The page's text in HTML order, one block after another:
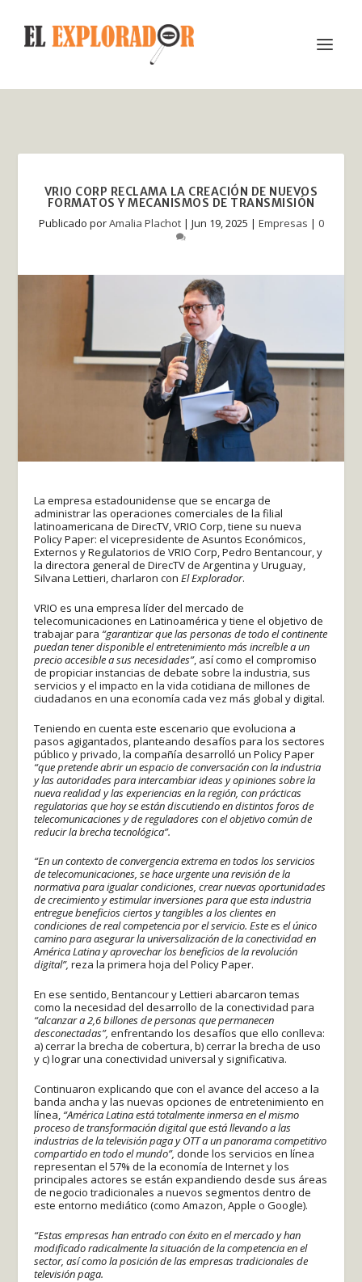
VRIO CORP RECLAMA LA CREACIÓN DE NUEVOS
FORMATOS Y MECANISMOS DE TRANSMISIÓN
Publicado porAmalia Plachot| Jun 19, 2025 | Empresas | 0
La empresa estadounidense que se encarga de
administrar las operaciones comerciales de la filial
latinoamericana de DirecTV, VRIO Corp, tiene su nueva
Policy Paper: el vicepresidente de Asuntos Económicos,
Externos y Regulatorios de VRIO Corp, Pedro Bentancour, y
la directora general de DirecTV de Argentina y Uruguay,
Silvana Lettieri, charlaron conEl Explorador.
VRIO es una empresa líder del mercado de
telecomunicaciones en Latinoamérica y tiene el objetivo de
trabajar para “garantizar que las personas de todo el continente
puedan tener disponible el entretenimiento más increíble a un
precio accesible a sus necesidades”, así como el compromiso
de propiciar instancias de debate sobre la industria, sus
servicios y el impacto en la vida cotidiana de millones de
ciudadanos en una economía cada vez más global y digital.
Teniendo en cuenta este escenario que evoluciona a
pasos agigantados, planteando desafíos para los sectores
público y privado, la compañía desarrolló un Policy Paper
“que pretende abrir un espacio de conversación con la industria
y las autoridades para intercambiar ideas y opiniones sobre la
nueva realidad y las experiencias en la región, con prácticas
regulatorias que hoy se están discutiendo en distintos foros de
telecomunicaciones y de reguladores con el objetivo común de
reducir la brecha tecnológica”.
“En un contexto de convergencia extrema en todos los servicios
de telecomunicaciones, se hace urgente una revisión de la
normativa para igualar condiciones, crear nuevas oportunidades
de crecimiento y estimular inversiones para que esta industria
entregue beneficios ciertos y tangibles a los clientes en
condiciones de real competencia por el servicio. Este es el único
camino para asegurar la universalización de la conectividad en
América Latina y aprovechar los beneficios de la revolución
digital”, reza la primera hoja del Policy Paper.
En ese sentido, Bentancour y Lettieri abarcaron temas
como la necesidad del desarrollo de la conectividad para
“alcanzar a 2,6 billones de personas que permanecen
desconectadas”, enfrentando los desafíos que ello conlleva:
a) cerrar la brecha de cobertura, b) cerrar la brecha de uso
y c) lograr una conectividad universal y significativa.
Continuaron explicando que con el avance del acceso a la
banda ancha y las nuevas opciones de entretenimiento en
línea, “América Latina está totalmente inmersa en el mismo
proceso de transformación digital que está llevando a las
industrias de la televisión paga y OTT a un panorama competitivo
compartido en todo el mundo”, donde los servicios en línea
representan el 57% de la economía de Internet y los
principales actores se están expandiendo desde sus áreas
de negocio tradicionales a nuevos segmentos dentro de
este entorno mediático (como Amazon, Apple o Google).
“Estas empresas han entrado con éxito en el mercado y han
modificado radicalmente la situación de la competencia en el
sector, así como la posición de las empresas tradicionales de
televisión paga.